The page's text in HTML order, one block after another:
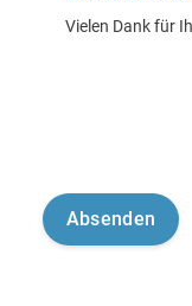
Vielen Dank für